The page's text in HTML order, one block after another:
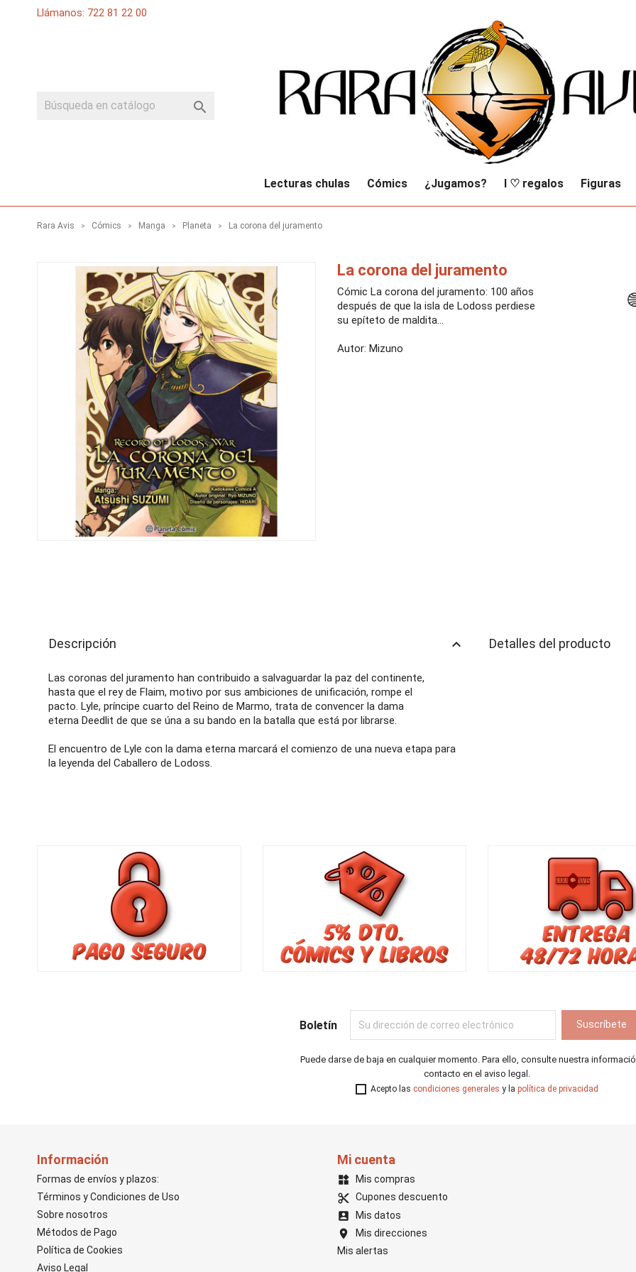
Llámanos: 722 81 22 00

Lecturas chulas Cómics ¿Jugamos? I ♡ regalos Figuras
Rara Avis Cómics Manga Planeta La corona del juramento
La corona del juramento
Cómic La corona del juramento: 100 años
después de que la isla de Lodoss perdiese
su epíteto de maldita...
Autor: Mizuno
Descripción keyboard_arrow_up
Las coronas del juramento han contribuido a salvaguardar la paz del continente,
hasta que el rey de Flaim, motivo por sus ambiciones de unificación, rompe el
pacto. Lyle, príncipe cuarto del Reino de Marmo, trata de convencer la dama
eterna Deedlit de que se úna a su bando en la batalla que está por librarse.
El encuentro de Lyle con la dama eterna marcará el comienzo de una nueva etapa para
la leyenda del Caballero de Lodoss.
Detalles del producto
Boletín
Puede darse de baja en cualquier momento. Para ello, consulte nuestra
contacto en el aviso legal.
Acepto las condiciones generales y la política de privacidad
Información
Formas de envíos y plazos:
Términos y Condiciones de Uso
Sobre nosotros
Métodos de Pago
Política de Cookies
Aviso Legal
Mi cuenta
widgets Mis compras
content_cut Cupones descuento
account_box Mis datos
location_on
Mis direcciones
Mis alertas